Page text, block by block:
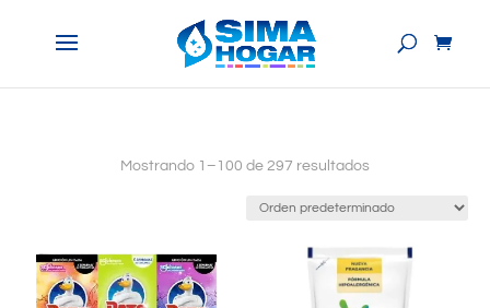
Mostrando 1–100 de 297 resultados